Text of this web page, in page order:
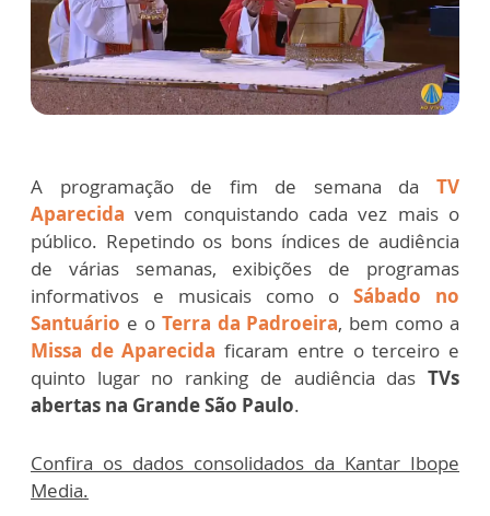
A programação de fim de semana da TV
Aparecida vem conquistando cada vez mais o
público. Repetindo os bons índices de audiência
de várias semanas, exibições de programas
informativos e musicais como o Sábado no
Santuário e o Terra da Padroeira, bem como a
Missa de Aparecida ficaram entre o terceiro e
quinto lugar no ranking de audiência das TVs
abertas na Grande São Paulo.
Confira os dados consolidados da Kantar Ibope
Media.